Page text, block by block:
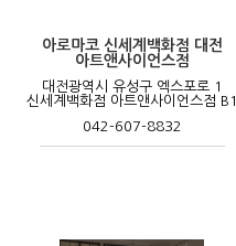
아로마코 신세계백화점 대전
아트앤사이언스점
대전광역시 유성구 엑스포로 1
신세계백화점 아트앤사이언스점 B1
042-607-8832